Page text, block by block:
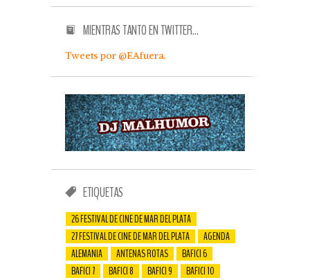
MIENTRAS TANTO EN TWITTER…
Tweets por @EAfuera.
ETIQUETAS
26 FESTIVAL DE CINE DE MAR DEL PLATA
27 FESTIVAL DE CINE DE MAR DEL PLATA
AGENDA
ALEMANIA
ANTENAS ROTAS
BAFICI 6
BAFICI 7
BAFICI 8 BAFICI 9
BAFICI 10